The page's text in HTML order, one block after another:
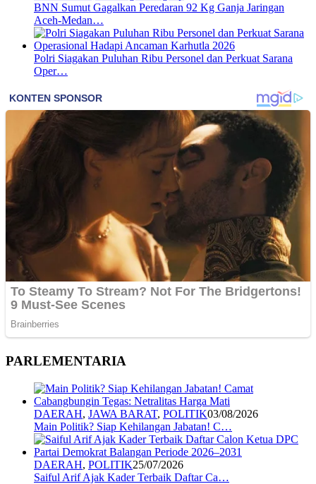
BNN Sumut Gagalkan Peredaran 92 Kg Ganja Jaringan
Aceh-Medan…
Polri Siagakan Puluhan Ribu Personel dan Perkuat Sarana
Oper…
PARLEMENTARIA
DAERAH, JAWA BARAT, POLITIK03/08/2026
Main Politik? Siap Kehilangan Jabatan! C…
DAERAH, POLITIK25/07/2026
Saiful Arif Ajak Kader Terbaik Daftar Ca…